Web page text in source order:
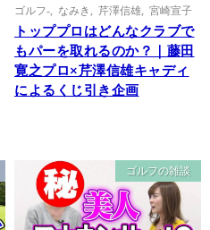
ゴルフ-
なみき 芹澤信雄 宮崎宣子
トッププロはどんなクラブで
もパーを取れるのか？｜藤田
寛之プロ×芹澤信雄キャディ
によるくじ引き企画
ゴルフの雑談